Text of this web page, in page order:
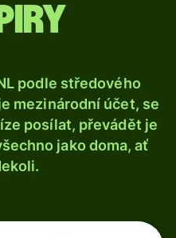
podle středového
mezinárodní účet, se
posílat, převádět je
jako doma, ať